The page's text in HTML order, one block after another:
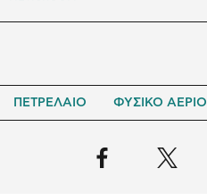
ΠΕΤΡΕΛΑΙΟ ΦΥΣΙΚΟ ΑΕΡΙΟ